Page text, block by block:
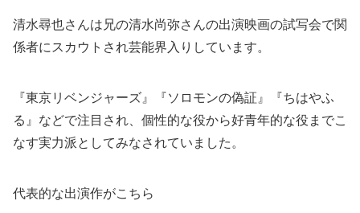
清水尋也さんは兄の清水尚弥さんの出演映画の試写会で関
係者にスカウトされ芸能界入りしています。
『東京リベンジャーズ』『ソロモンの偽証』『ちはやふ
る』などで注目され、個性的な役から好青年的な役までこ
なす実力派としてみなされていました。
代表的な出演作がこちら